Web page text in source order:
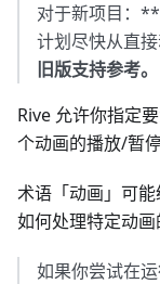
对于新项目：
计划尽快从直
旧版支持参考。
Rive 允许你指定
个动画的播放/暂停
术语「动画」可
如何处理特定动画
如果你尝试在